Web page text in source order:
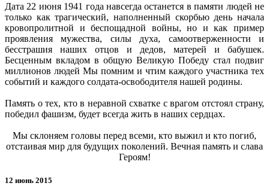
Дата 22 июня 1941 года навсегда останется в памяти людей не
только как трагический, наполненный скорбью день начала
кровопролитной и беспощадной войны, но и как пример
проявления мужества, силы духа, самоотверженности и
бесстрашия наших отцов и дедов, матерей и бабушек.
Бесценным вкладом в общую Великую Победу стал подвиг
миллионов людей Мы помним и чтим каждого участника тех
событий и каждого солдата-освободителя нашей родины.
Память о тех, кто в неравной схватке с врагом отстоял страну,
победил фашизм, будет всегда жить в наших сердцах.
Мы склоняем головы перед всеми, кто выжил и кто погиб,
отстаивая мир для будущих поколений. Вечная память и слава
Героям!
12 июнь 2015